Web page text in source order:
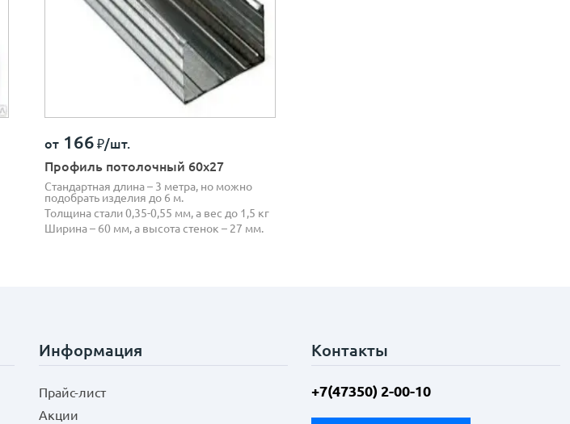
от 166 ₽/шт.
Профиль потолочный 60х27
Стандартная длина – 3 метра, но можно
подобрать изделия до 6 м.
Толщина стали 0,35-0,55 мм, а вес до 1,5 кг
Ширина – 60 мм, а высота стенок – 27 мм.
Информация
Прайс-лист
Акции
Контакты
+7(47350) 2-00-10